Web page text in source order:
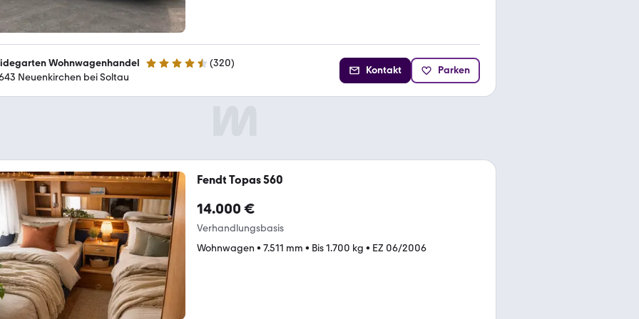
Wohnwagenhandel 4.6 Sterne (320)
Neuenkirchen bei Soltau
Kontakt Parken
Fendt Topas 560
14.000 €
Verhandlungsbasis
Wohnwagen • 7.511 mm • Bis 1.700 kg • EZ 06/2006